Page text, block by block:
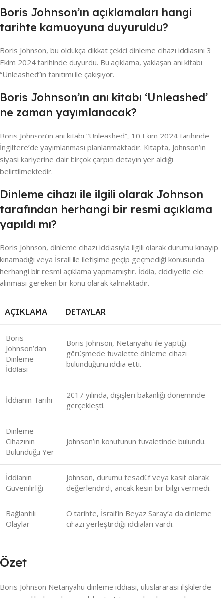
Boris Johnson’ın açıklamaları hangi
tarihte kamuoyuna duyuruldu?
Boris Johnson, bu oldukça dikkat çekici dinleme cihazı iddiasını 3
Ekim 2024 tarihinde duyurdu. Bu açıklama, yaklaşan anı kitabı
“Unleashed”ın tanıtımı ile çakışıyor.
Boris Johnson’ın anı kitabı ‘Unleashed’
ne zaman yayımlanacak?
Boris Johnson’ın anı kitabı “Unleashed”, 10 Ekim 2024 tarihinde
İngiltere’de yayımlanması planlanmaktadır. Kitapta, Johnson’ın
siyasi kariyerine dair birçok çarpıcı detayın yer aldığı
belirtilmektedir.
Dinleme cihazı ile ilgili olarak Johnson
tarafından herhangi bir resmi açıklama
yapıldı mı?
Boris Johnson, dinleme cihazı iddiasıyla ilgili olarak durumu kınayıp
kınamadığı veya İsrail ile iletişime geçip geçmediği konusunda
herhangi bir resmi açıklama yapmamıştır. İddia, ciddiyetle ele
alınması gereken bir konu olarak kalmaktadır.
AÇIKLAMA DETAYLAR
Boris
Johnson’dan
Dinleme
İddiası
Boris Johnson, Netanyahu ile yaptığı
görüşmede tuvalette dinleme cihazı
bulunduğunu iddia etti.
İddianın Tarihi
2017 yılında, dışişleri bakanlığı döneminde
gerçekleşti.
Dinleme
Cihazının
Bulunduğu Yer
Johnson’ın konutunun tuvaletinde bulundu.
İddianın
Güvenilirliği
Johnson, durumu tesadüf veya kasıt olarak
değerlendirdi, ancak kesin bir bilgi vermedi.
Bağlantılı
Olaylar
O tarihte, İsrail’in Beyaz Saray’a da dinleme
cihazı yerleştirdiği iddiaları vardı.
Özet
Boris Johnson Netanyahu dinleme iddiası, uluslararası ilişkilerde